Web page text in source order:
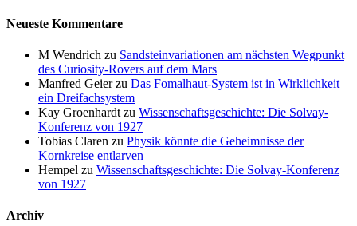
Neueste Kommentare
M Wendrich zu Sandsteinvariationen am nächsten Wegpunkt
des Curiosity-Rovers auf dem Mars
Manfred Geierzu Das Fomalhaut-System ist in Wirklichkeit
ein Dreifachsystem
Kay Groenhardt zu Wissenschaftsgeschichte: Die Solvay-
Konferenz von 1927
Tobias Claren zu Physik könnte die Geheimnisse der
Kornkreise entlarven
Hempel zu Wissenschaftsgeschichte: Die Solvay-Konferenz
von 1927
Archiv